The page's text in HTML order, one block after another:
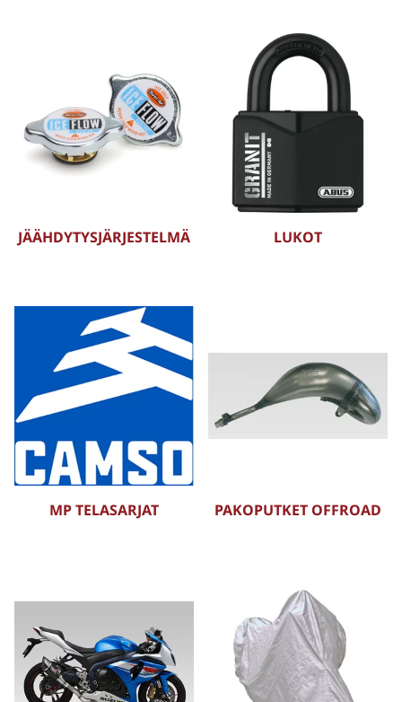
JÄÄHDYTYSJÄRJESTELMÄ LUKOT
MP TELASARJAT PAKOPUTKET OFFROAD